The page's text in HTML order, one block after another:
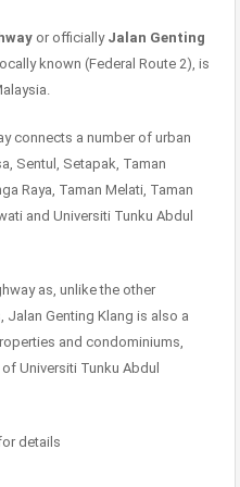
or officially Jalan Genting
known (Federal Route 2), is
connects a number of urban
Sentul, Setapak, Taman
Raya, Taman Melati, Taman
and Universiti Tunku Abdul
as, unlike the other
Jalan Genting Klang is also a
and condominiums,
Universiti Tunku Abdul
details